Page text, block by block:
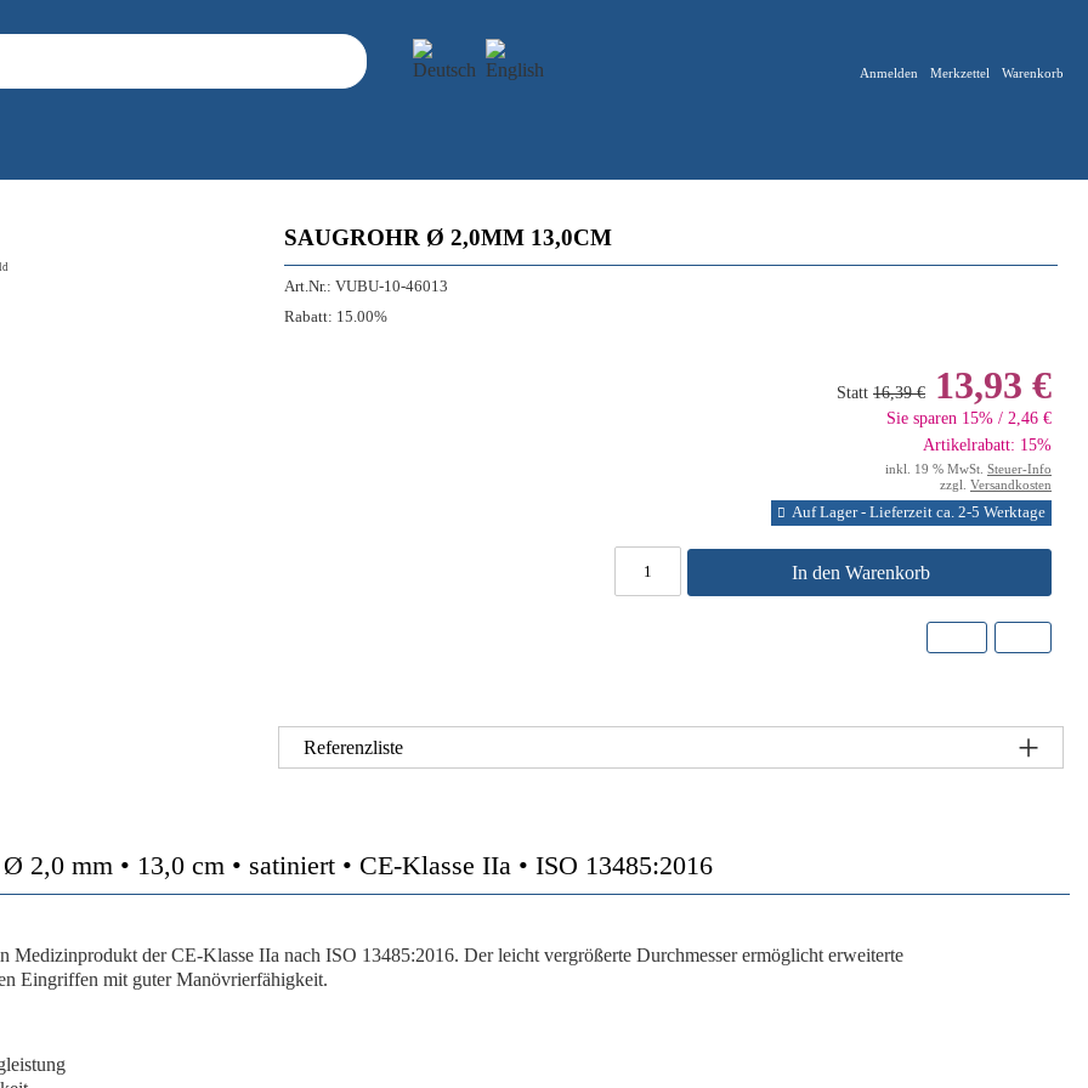
Anmelden Merkzettel Warenkorb
SAUGROHR Ø 2,0MM 13,0CM
Art.Nr.: VUBU-10-46013
Rabatt: 15.00%
Statt 16,39 € 13,93 €
Sie sparen 15% / 2,46 €
Artikelrabatt: 15%
inkl. 19 % MwSt. Steuer-Info
zzgl. Versandkosten
Auf Lager - Lieferzeit ca. 2-5 Werktage
In den Warenkorb
Referenzliste
2,0 mm • 13,0 cm • satiniert • CE-Klasse IIa • ISO 13485:2016
der CE-Klasse IIa nach ISO 13485:2016. Der leicht vergrößerte Durchmesser ermöglicht erweiterte
Eingriffen mit guter Manövrierfähigkeit.